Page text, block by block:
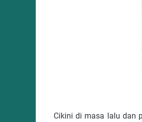
Cikini di masa lalu dan